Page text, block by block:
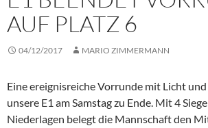
AUF PLATZ 6
04/12/2017 MARIO ZIMMERMANN
Eine ereignisreiche Vorrunde mit Licht
unsere E1 am Samstag zu Ende. Mit 4
Niederlagen belegt die Mannschaft den